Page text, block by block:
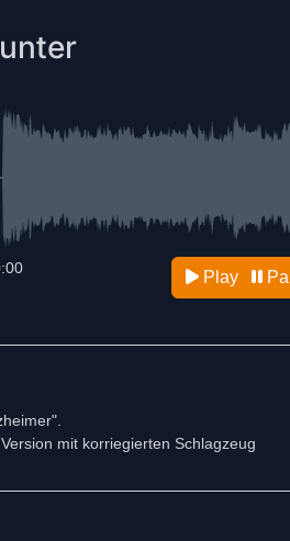
Play
mit korriegierten Schlagzeug